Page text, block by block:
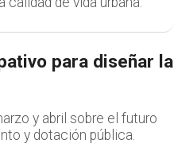
para diseñar la
y abril sobre el futuro
y dotación pública.